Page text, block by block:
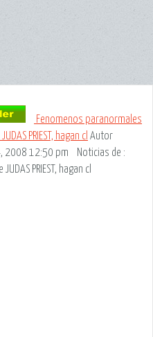
Fenomenos paranormales
PRIEST, hagan cl Autor
2008 12:50 pm Noticias de :
PRIEST, hagan cl